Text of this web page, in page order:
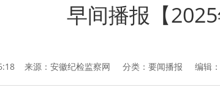
早间播报【2025
来源： 安徽纪检监察网 分类：要闻播报 编辑